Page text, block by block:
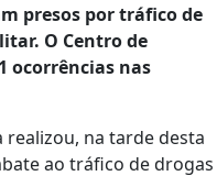
presos por tráfico de
O Centro de
ocorrências nas
realizou, na tarde desta
ao tráfico de drogas